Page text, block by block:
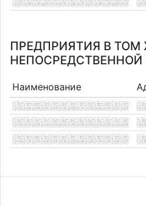
ПРЕДПРИЯТИЯ В ТОМ
НЕПОСРЕДСТВЕННОЙ
Наименование